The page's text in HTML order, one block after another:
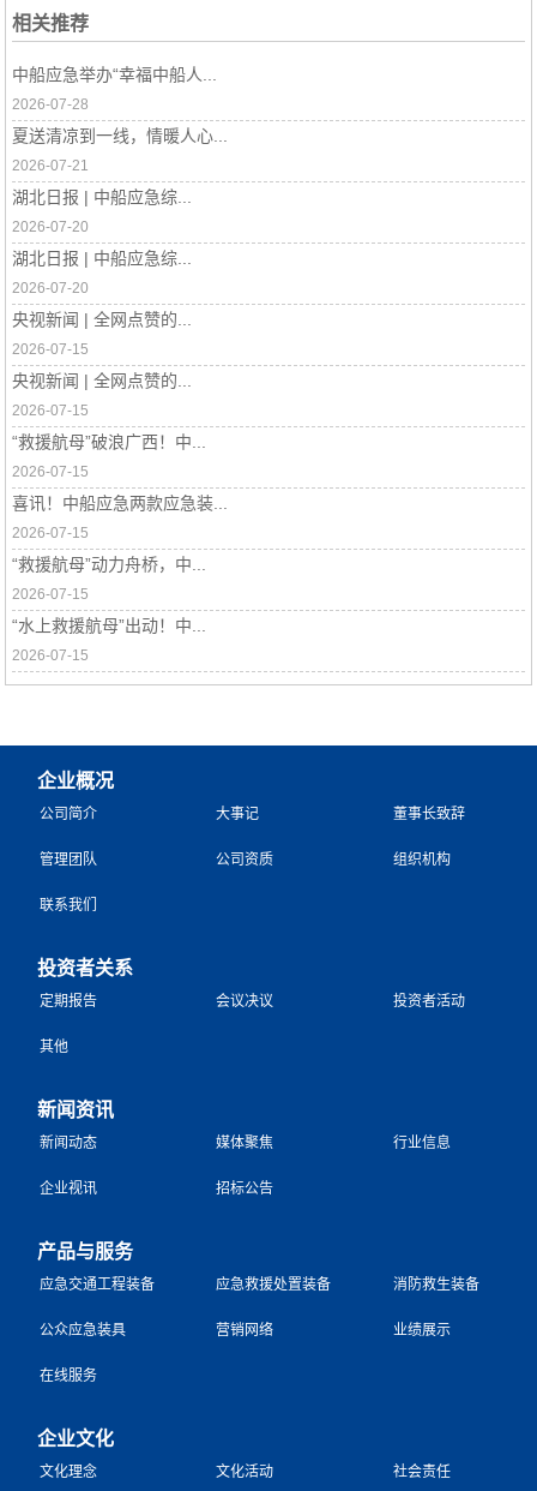
相关推荐
中船应急举办“幸福中船人...
2026-07-28
夏送清凉到一线，情暖人心...
2026-07-21
湖北日报 | 中船应急综...
2026-07-20
湖北日报 | 中船应急综...
2026-07-20
央视新闻 | 全网点赞的...
2026-07-15
央视新闻 | 全网点赞的...
2026-07-15
“救援航母”破浪广西！中...
2026-07-15
喜讯！中船应急两款应急装...
2026-07-15
“救援航母”动力舟桥，中...
2026-07-15
“水上救援航母”出动！中...
2026-07-15
企业概况
公司简介 大事记 董事长致辞
管理团队 公司资质 组织机构
联系我们
投资者关系
定期报告 会议决议 投资者活动
其他
新闻资讯
新闻动态 媒体聚焦 行业信息
企业视讯 招标公告
产品与服务
应急交通工程装备 应急救援处置装备 消防救生装备
公众应急装具 营销网络 业绩展示
在线服务
企业文化
文化理念 文化活动 社会责任